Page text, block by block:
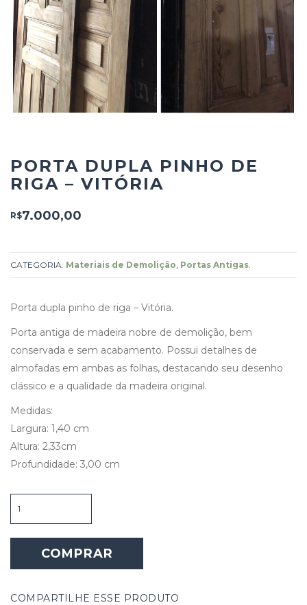
PORTA DUPLA PINHO DE
RIGA – VITÓRIA
R$7.000,00
CATEGORIA: Materiais de Demolição Portas Antigas
Porta dupla pinho de riga – Vitória.
Porta antiga de madeira nobre de demolição, bem
conservada e sem acabamento. Possui detalhes de
almofadas em ambas as folhas, destacando seu desenho
clássico e a qualidade da madeira original.
Medidas:
Largura: 1,40 cm
Altura: 2,33cm
Profundidade: 3,00 cm
Dupla
Pinho
de
-
quantidade
COMPRAR
COMPARTILHE ESSE PRODUTO